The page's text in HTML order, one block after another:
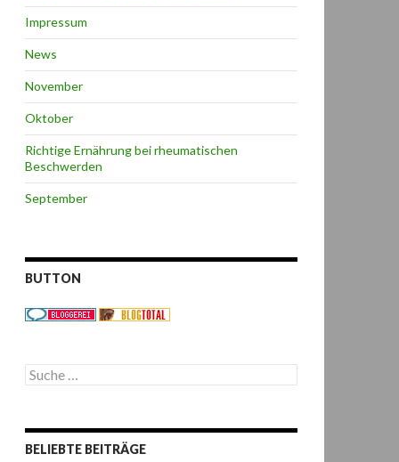
Impressum
News
November
Oktober
Richtige Ernährung bei rheumatischen
Beschwerden
September
BUTTON
S
u
e
n
BELIEBTE BEITRÄGE